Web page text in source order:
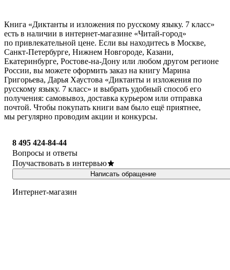
Книга «Диктанты и изложения по русскому языку. 7 класс»
есть в наличии в интернет-магазине «Читай-город»
по привлекательной цене. Если вы находитесь в Москве,
Санкт-Петербурге, Нижнем Новгороде, Казани,
Екатеринбурге, Ростове-на-Дону или любом другом регионе
России, вы можете оформить заказ на книгу Марина
Григорьева, Дарья Хаустова «Диктанты и изложения по
русскому языку. 7 класс» и выбрать удобный способ его
получения: самовывоз, доставка курьером или отправка
почтой. Чтобы покупать книги вам было ещё приятнее,
мы регулярно проводим акции и конкурсы.
8 495 424-84-44
Вопросы и ответы
Поучаствовать в интервью
Написать обращение
Интернет-магазин